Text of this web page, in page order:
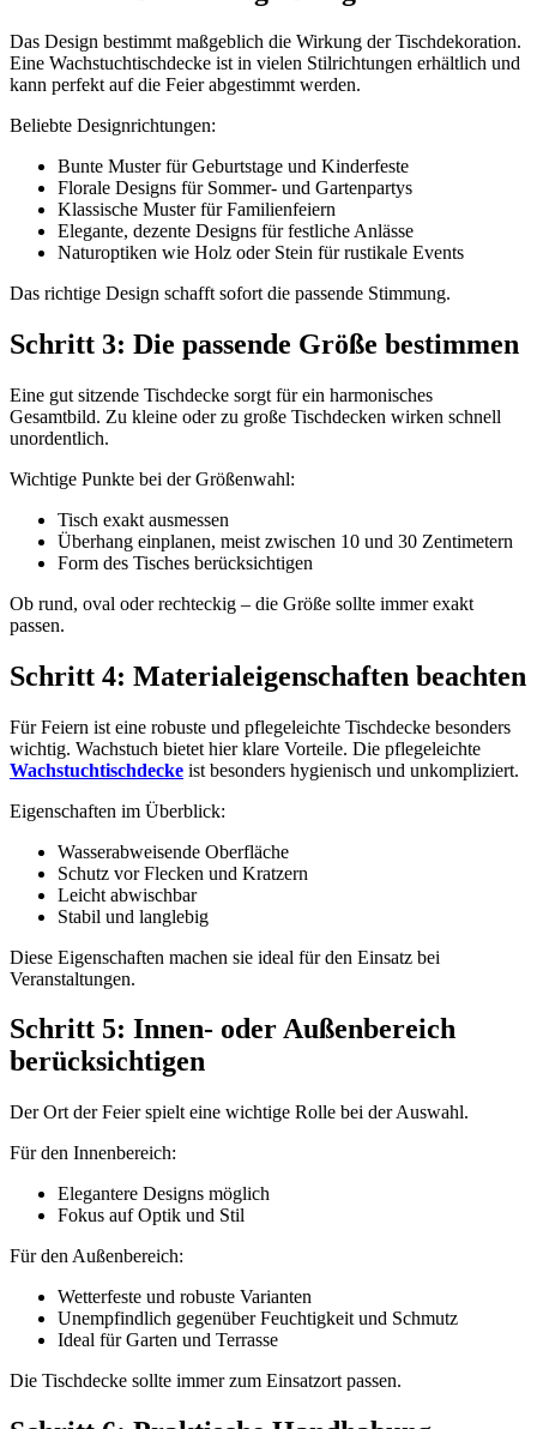
Das Design bestimmt maßgeblich die Wirkung der Tischdekoration.
Eine Wachstuchtischdecke ist in vielen Stilrichtungen erhältlich und
kann perfekt auf die Feier abgestimmt werden.
Beliebte Designrichtungen:
Bunte Muster für Geburtstage und Kinderfeste
Florale Designs für Sommer- und Gartenpartys
Klassische Muster für Familienfeiern
Elegante, dezente Designs für festliche Anlässe
Naturoptiken wie Holz oder Stein für rustikale Events
Das richtige Design schafft sofort die passende Stimmung.
Schritt 3: Die passende Größe bestimmen
Eine gut sitzende Tischdecke sorgt für ein harmonisches
Gesamtbild. Zu kleine oder zu große Tischdecken wirken schnell
unordentlich.
Wichtige Punkte bei der Größenwahl:
Tisch exakt ausmessen
Überhang einplanen, meist zwischen 10 und 30 Zentimetern
Form des Tisches berücksichtigen
Ob rund, oval oder rechteckig – die Größe sollte immer exakt
passen.
Schritt 4: Materialeigenschaften beachten
Für Feiern ist eine robuste und pflegeleichte Tischdecke besonders
wichtig. Wachstuch bietet hier klare Vorteile. Die pflegeleichte
Wachstuchtischdecke ist besonders hygienisch und unkompliziert.
Eigenschaften im Überblick:
Wasserabweisende Oberfläche
Schutz vor Flecken und Kratzern
Leicht abwischbar
Stabil und langlebig
Diese Eigenschaften machen sie ideal für den Einsatz bei
Veranstaltungen.
Schritt 5: Innen- oder Außenbereich
berücksichtigen
Der Ort der Feier spielt eine wichtige Rolle bei der Auswahl.
Für den Innenbereich:
Elegantere Designs möglich
Fokus auf Optik und Stil
Für den Außenbereich:
Wetterfeste und robuste Varianten
Unempfindlich gegenüber Feuchtigkeit und Schmutz
Ideal für Garten und Terrasse
Die Tischdecke sollte immer zum Einsatzort passen.